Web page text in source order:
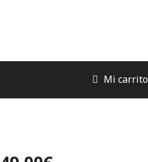
Mi carrito